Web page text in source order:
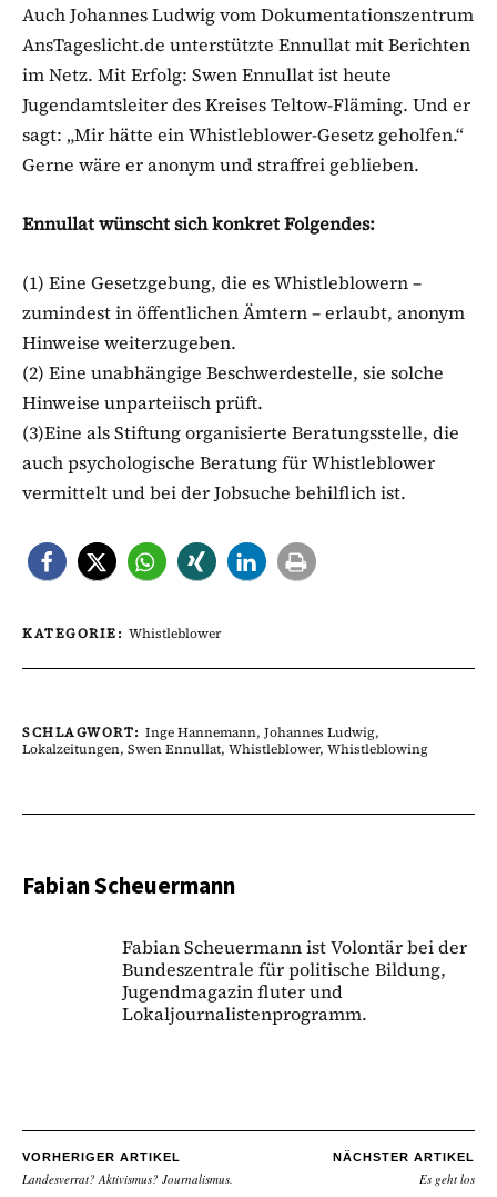
Auch Johannes Ludwig vom Dokumentationszentrum
AnsTageslicht.de unterstützte Ennullat mit Berichten
im Netz. Mit Erfolg: Swen Ennullat ist heute
Jugendamtsleiter des Kreises Teltow-Fläming. Und er
sagt: „Mir hätte ein Whistleblower-Gesetz geholfen.“
Gerne wäre er anonym und straffrei geblieben.
Ennullat wünscht sich konkret Folgendes:
(1) Eine Gesetzgebung, die es Whistleblowern –
zumindest in öffentlichen Ämtern – erlaubt, anonym
Hinweise weiterzugeben.
(2) Eine unabhängige Beschwerdestelle, sie solche
Hinweise unparteiisch prüft.
(3)Eine als Stiftung organisierte Beratungsstelle, die
auch psychologische Beratung für Whistleblower
vermittelt und bei der Jobsuche behilflich ist.
KATEGORIE: Whistleblower
SCHLAGWORT: Inge Hannemann, Johannes Ludwig,
Lokalzeitungen, Swen Ennullat, Whistleblower, Whistleblowing
Fabian Scheuermann
Fabian Scheuermann ist Volontär bei der
Bundeszentrale für politische Bildung,
Jugendmagazin fluter und
Lokaljournalistenprogramm.
VORHERIGER ARTIKEL
Landesverrat? Aktivismus? Journalismus.
NÄCHSTER ARTIKEL
Es geht los